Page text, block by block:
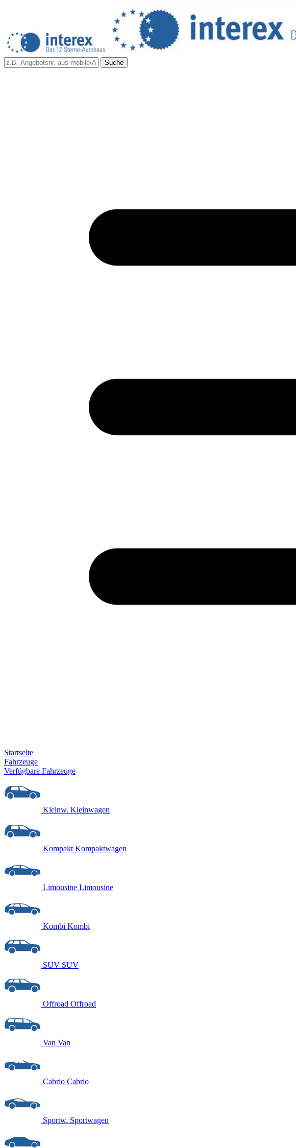
Suche
Startseite
Fahrzeuge
Verfügbare Fahrzeuge
Kleinw. Kleinwagen
Kompakt Kompaktwagen
Limousine Limousine
Kombi Kombi
SUV SUV
Offroad Offroad
Van Van
Cabrio Cabrio
Sportw. Sportwagen